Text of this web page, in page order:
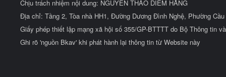
Chịu trách nhiệm nội dung: NGUYỄN THẢO DIỄM HẰNG
Địa chỉ: Tầng 2, Tòa nhà HH1, Đường Dương Đình Nghệ, Phường
Giấy phép thiết lập mạng xã hội số 355/GP-BTTTT do Bộ Thông tin
Ghi rõ 'nguồn Bkav' khi phát hành lại thông tin từ Website này